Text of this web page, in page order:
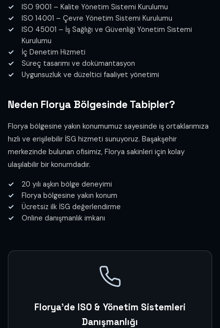
ISO 9001 – Kalite Yönetim Sistemi Kurulumu
ISO 14001 – Çevre Yönetim Sistemi Kurulumu
ISO 45001 – İş Sağlığı ve Güvenliği Yönetim Sistemi
Kurulumu
İç Denetim Hizmeti
Süreç tasarımı ve dokümantasyon
Uygunsuzluk ve düzeltici faaliyet yönetimi
Neden Florya Bölgesinde Tabipler?
Florya bölgesine yakın konumumuz sayesinde iş ortaklarımıza
hızlı ve erişilebilir İSG hizmeti sunuyoruz. Başakşehir
merkezinde bulunan ofisimiz, Florya sakinleri için kolay
ulaşılabilir bir konumdadır.
20 yılı aşkın bölge deneyimi
Florya bölgesine yakın konum
Ücretsiz ilk İSG değerlendirme
Online danışmanlık imkanı
Florya'de ISO & Yönetim Sistemleri
Danışmanlığı